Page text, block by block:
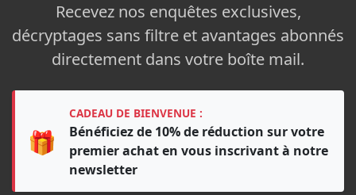
Recevez nos enquêtes exclusives,
décryptages sans filtre et avantages abonnés
directement dans votre boîte mail.
🎁
CADEAU DE BIENVENUE :
Bénéficiez de 10% de réduction sur votre
premier achat en vous inscrivant à notre
newsletter